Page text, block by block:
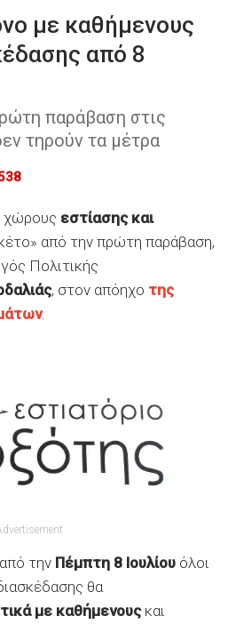
με καθήμενους
από 8
παράβαση στις
τηρούν τα μέτρα
χώρους εστίασης και
από την πρώτη παράβαση,
Πολιτικής
, στον απόηχο της
.
την Πέμπτη 8 Ιουλίου όλοι
θα
με καθήμενους και